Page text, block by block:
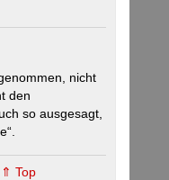
nicht
den
so ausgesagt,
⇑ Top